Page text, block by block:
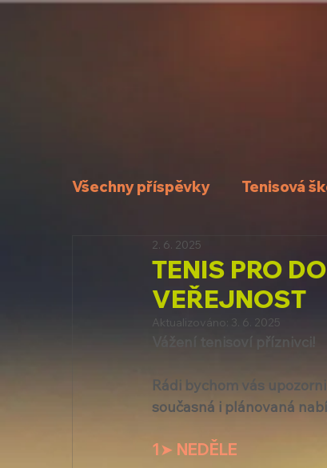
Všechny příspěvky Tenisová
TENIS PRO
VEŘEJNOST
2. 6. 2025
Aktualizováno: 3. 6. 2025
Vážení tenisoví příznivci!
Rádi bychom vás
současná i plánovaná
1➤ NEDĚLE